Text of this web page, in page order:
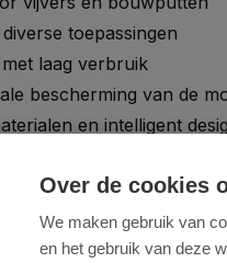
toepassingen
laag verbruik
bescherming van de
en intelligent
25 mm (1”), 38 mm (1½”)
Over de cookies
We maken gebruik van
en het gebruik van deze